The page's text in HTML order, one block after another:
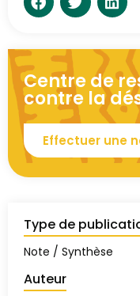
Centre de
contre la
Effectuer une
Type de
Note / Synthèse
Auteur